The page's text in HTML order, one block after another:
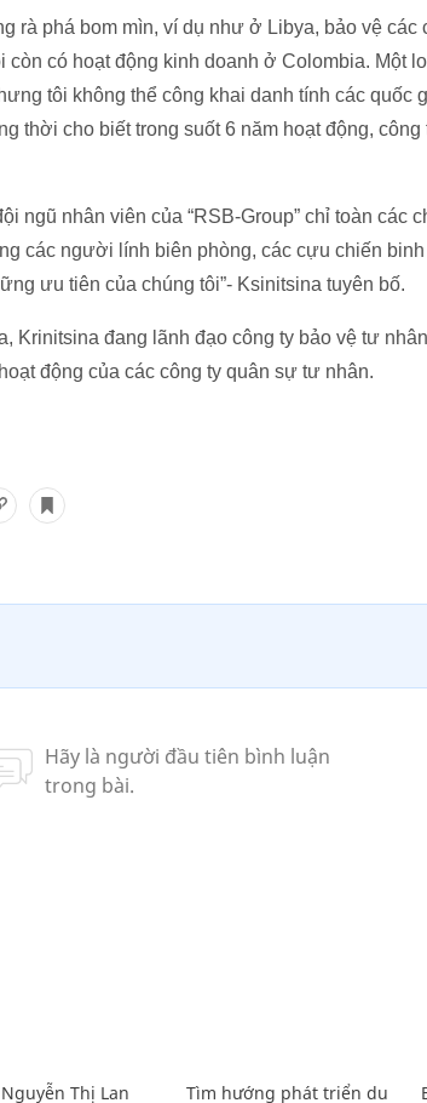
rà phá bom mìn, ví dụ như ở Libya, bảo vệ
có hoạt động kinh doanh ở Colombia. Một
tôi không thể công khai danh tính các quốc
thời cho biết trong suốt 6 năm hoạt động,
ngũ nhân viên của “RSB-Group” chỉ toàn các
các người lính biên phòng, các cựu chiến
ưu tiên của chúng tôi”- Ksinitsina tuyên bố.
Krinitsina đang lãnh đạo công ty bảo vệ tư
động của các công ty quân sự tư nhân.
Nguyễn Thị Lan Tìm hướng phát triển du